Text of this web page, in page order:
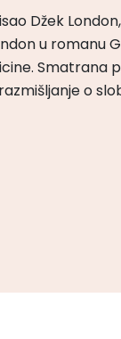
Džek
u
o